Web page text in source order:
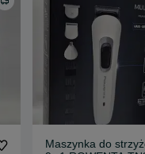
Maszynka do